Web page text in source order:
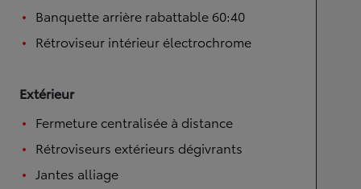
Banquette arrière rabattable 60:40
Rétroviseur intérieur électrochrome
Extérieur
Fermeture centralisée à distance
Rétroviseurs extérieurs dégivrants
Jantes alliage